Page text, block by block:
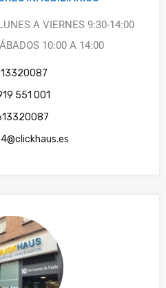
A VIERNES 9:30-14:00
10:00 A 14:00
551 001